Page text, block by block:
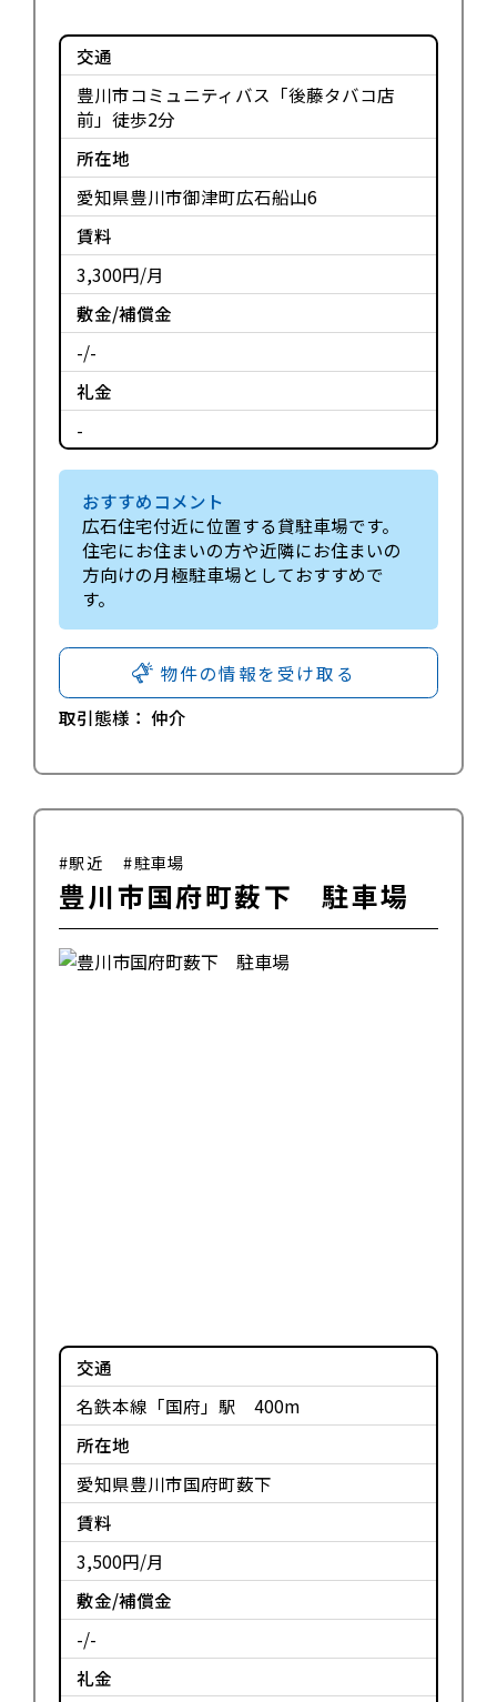
交通
豊川市コミュニティバス「後藤タバコ店
前」徒歩2分
所在地
愛知県豊川市御津町広石船山6
賃料
3,300円/月
敷金/補償金
-/-
礼金
-
おすすめコメント
広石住宅付近に位置する貸駐車場です。
住宅にお住まいの方や近隣にお住まいの
方向けの月極駐車場としておすすめで
す。
物件の情報を受け取る
取引態様： 仲介
#駅近 #駐車場
豊川市国府町薮下 駐車場
交通
名鉄本線「国府」駅 400m
所在地
愛知県豊川市国府町薮下
賃料
3,500円/月
敷金/補償金
-/-
礼金